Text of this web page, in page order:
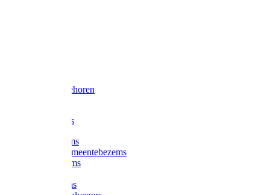
Slede toebehoren
Composters
Straatbezems
Stads- / Gemeentebezems
Terrasbezems
Gootbezems